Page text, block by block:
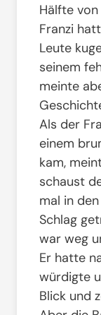
Hälfte
Franzi
Leute
seinem
meinte
Als der
einem
kam,
schaust
mal in
Schlag
war weg
Er hatte
würdigte
Blick und